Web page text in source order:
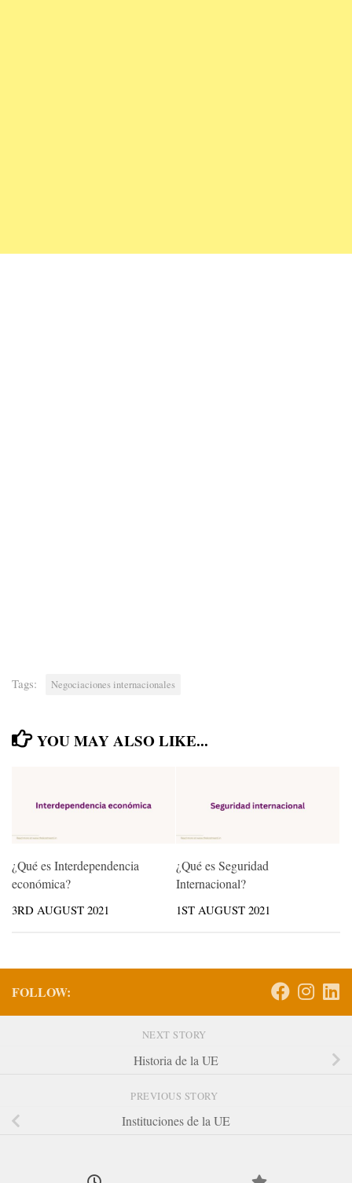
Tags: Negociaciones internacionales
YOU MAY ALSO LIKE...
¿Qué es Interdependencia
económica?
3RD AUGUST 2021
¿Qué es Seguridad
Internacional?
1ST AUGUST 2021
FOLLOW:
NEXT STORY
Historia de la UE
PREVIOUS STORY
Instituciones de la UE